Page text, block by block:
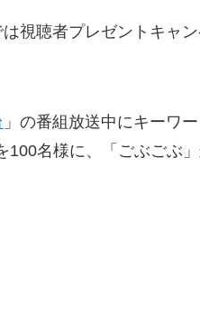
視聴者プレゼントキャ
」の番組放送中にキーワ
100名様に、「ごぶごぶ